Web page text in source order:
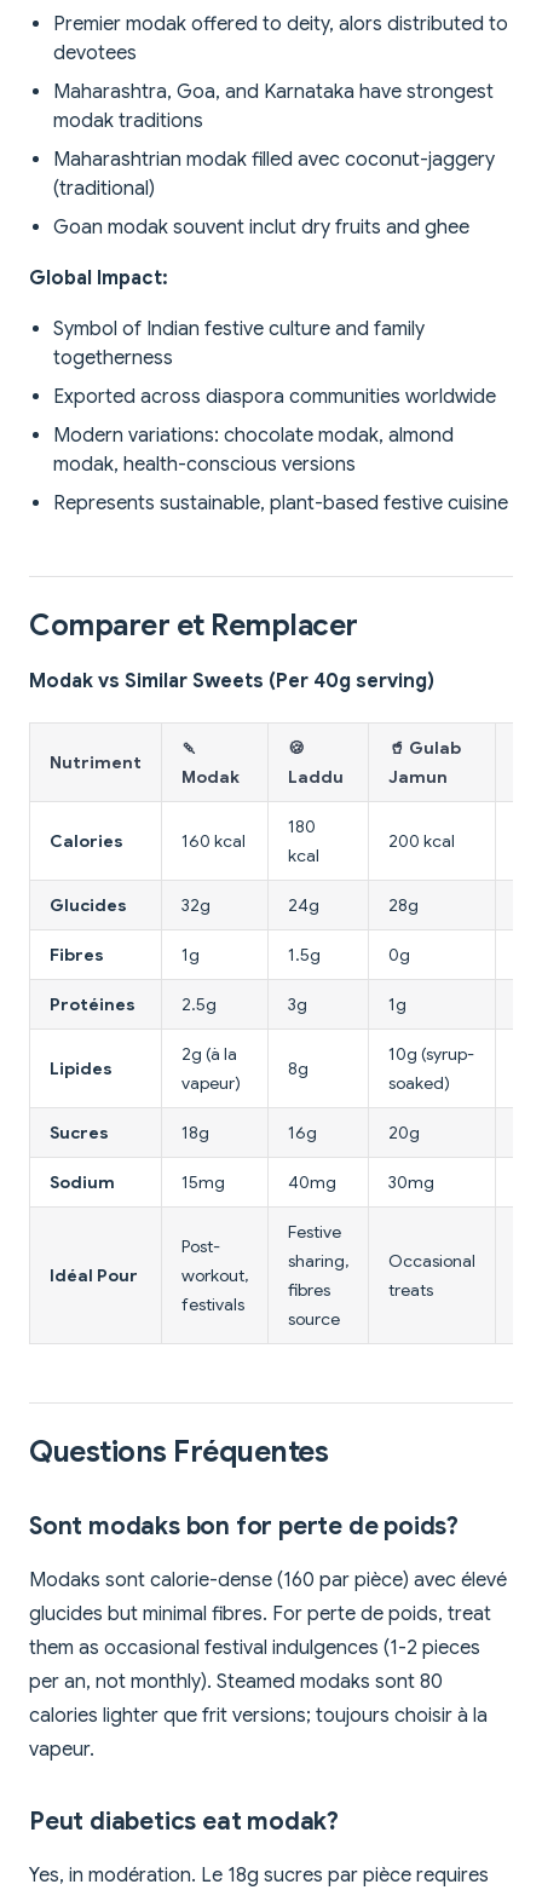
Premier modak offered to deity, alors distributed to
devotees
Maharashtra, Goa, and Karnataka have strongest
modak traditions
Maharashtrian modak filled avec coconut-jaggery
(traditional)
Goan modak souvent inclut dry fruits and ghee
Global Impact:
Symbol of Indian festive culture and family
togetherness
Exported across diaspora communities worldwide
Modern variations: chocolate modak, almond
modak, health-conscious versions
Represents sustainable, plant-based festive cuisine
Comparer et Remplacer
Modak vs Similar Sweets (Per 40g serving)
Nutriment
🍡
Modak
🍪
Laddu
🥤 Gulab
Jamun
Calories 160 kcal
180
kcal
200 kcal
Glucides 32g 24g 28g
Fibres 1g 1.5g 0g
Protéines 2.5g 3g 1g
Lipides
2g (à la
vapeur)
8g
10g (syrup-
soaked)
Sucres 18g 16g 20g
Sodium 15mg 40mg 30mg
Idéal Pour
Post-
workout,
festivals
Festive
sharing,
fibres
source
Occasional
treats
Questions Fréquentes
Sont modaks bon for perte de poids?
Modaks sont calorie-dense (160 par pièce) avec élevé
glucides but minimal fibres. For perte de poids, treat
them as occasional festival indulgences (1-2 pieces
per an, not monthly). Steamed modaks sont 80
calories lighter que frit versions; toujours choisir à la
vapeur.
Peut diabetics eat modak?
Yes, in modération. Le 18g sucres par pièce requires